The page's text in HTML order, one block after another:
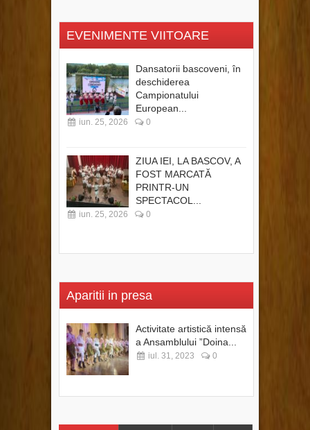
EVENIMENTE VIITOARE
Dansatorii bascoveni, în
deschiderea
Campionatului
European...
iun. 25, 2026 0
ZIUA IEI, LA BASCOV, A
FOST MARCATĂ
PRINTR-UN
SPECTACOL...
iun. 25, 2026 0
Aparitii in presa
Activitate artistică intensă
a Ansamblului ”Doina...
iul. 31, 2023 0